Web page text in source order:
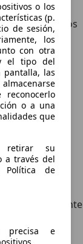
sobre vehículos
posiblemente
o los
(p.
de sesión,
los
con otra
el tipo del
pantalla, las
o a una
que
retirar su
a través del
Política de
precisa e